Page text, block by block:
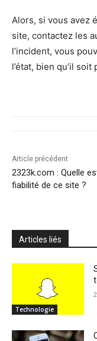
Alors, si vous avez
site, contactez les
l’incident, vous
l’état, bien qu’il
Article précédent
2323k.com : Quelle
fiabilité de ce site ?
Articles liés
Technologie